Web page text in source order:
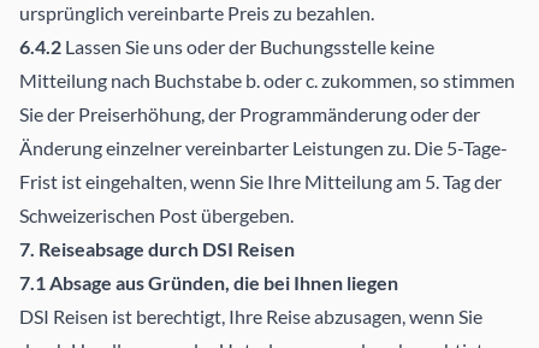
ursprünglich vereinbarte Preis zu bezahlen.
6.4.2 Lassen Sie uns oder der Buchungsstelle keine
Mitteilung nach Buchstabe b. oder c. zukommen, so stimmen
Sie der Preiserhöhung, der Programmänderung oder der
Änderung einzelner vereinbarter Leistungen zu. Die 5-Tage-
Frist ist eingehalten, wenn Sie Ihre Mitteilung am 5. Tag der
Schweizerischen Post übergeben.
7. Reiseabsage durch DSI Reisen
7.1 Absage aus Gründen, die bei Ihnen liegen
DSI Reisen ist berechtigt, Ihre Reise abzusagen, wenn Sie